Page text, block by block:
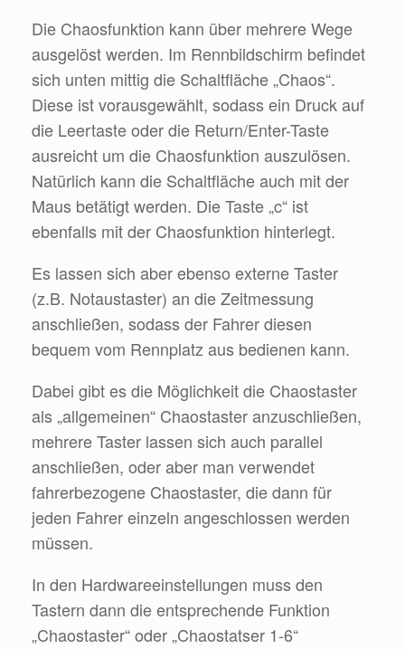
Die Chaosfunktion kann über mehrere Wege
ausgelöst werden. Im Rennbildschirm befindet
sich unten mittig die Schaltfläche „Chaos“.
Diese ist vorausgewählt, sodass ein Druck auf
die Leertaste oder die Return/Enter-Taste
ausreicht um die Chaosfunktion auszulösen.
Natürlich kann die Schaltfläche auch mit der
Maus betätigt werden. Die Taste „c“ ist
ebenfalls mit der Chaosfunktion hinterlegt.
Es lassen sich aber ebenso externe Taster
(z.B. Notaustaster) an die Zeitmessung
anschließen, sodass der Fahrer diesen
bequem vom Rennplatz aus bedienen kann.
Dabei gibt es die Möglichkeit die Chaostaster
als „allgemeinen“ Chaostaster anzuschließen,
mehrere Taster lassen sich auch parallel
anschließen, oder aber man verwendet
fahrerbezogene Chaostaster, die dann für
jeden Fahrer einzeln angeschlossen werden
müssen.
In den Hardwareeinstellungen muss den
Tastern dann die entsprechende Funktion
„Chaostaster“ oder „Chaostatser 1-6“